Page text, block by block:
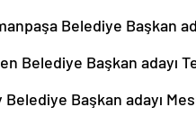
Belediye Başkan
Belediye Başkan adayı
Belediye Başkan adayı